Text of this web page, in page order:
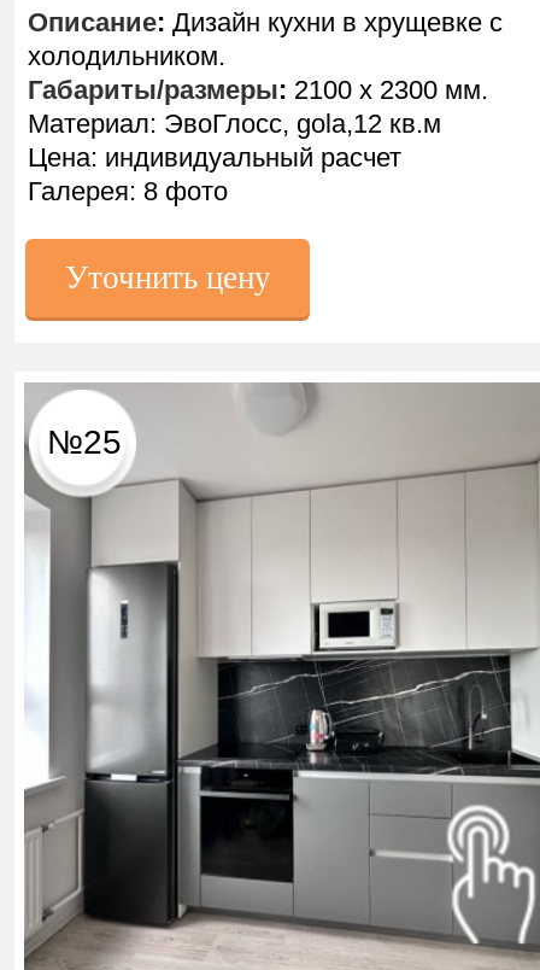
№25
Уточнить цену
Описание: Дизайн кухни в хрущевке с
холодильником.
Габариты/размеры: 2100 х 2300 мм.
Материал: ЭвоГлосс, gola,12 кв.м
Цена: индивидуальный расчет
Галерея: 8 фото